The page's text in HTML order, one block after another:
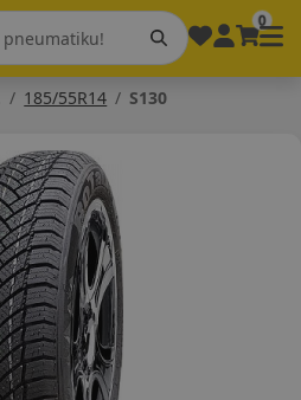
0
185/55R14 S130